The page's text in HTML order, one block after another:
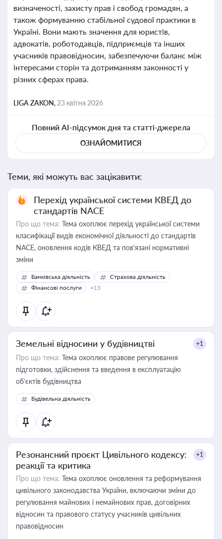
визначеності, захисту прав і свобод громадян, а
також формуванню стабільної судової практики в
Україні. Вони мають значення для юристів,
адвокатів, роботодавців, підприємців та інших
учасників правовідносин, забезпечуючи баланс між
інтересами сторін та дотриманням законності у
різних сферах права.
LIGA ZAKON, 23 квітня 2026
Повний AI-підсумок дня та статті-джерела
ОЗНАЙОМИТИСЯ
Теми, які можуть вас зацікавити:
Перехід української системи КВЕД до
стандартів NACE
Про що тема: Тема охоплює перехід української системи
класифікації видів економічної діяльності до стандартів
NACE, оновлення кодів КВЕД та пов'язані нормативні
зміни
Банківська діяльність
Страхова діяльність
Фінансові послуги
+13
Земельні відносини у будівництві +1
Про що тема: Тема охоплює правове регулювання
підготовки, здійснення та введення в експлуатацію
об’єктів будівництва
Будівельна діяльність
Резонансний проєкт Цивільного кодексу:
реакції та критика
+1
Про що тема: Тема охоплює оновлення та реформування
цивільного законодавства України, включаючи зміни до
регулювання майнових і немайнових прав, договірних
відносин та правового статусу учасників цивільних
правовідносин